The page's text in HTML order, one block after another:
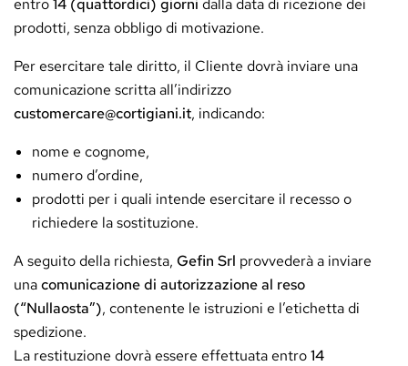
entro14 (quattordici) giorni dalla data di ricezione dei
prodotti, senza obbligo di motivazione.
Per esercitare tale diritto, il Cliente dovrà inviare una
comunicazione scritta all’indirizzo
customercare@cortigiani.it, indicando:
nome e cognome,
numero d’ordine,
prodotti per i quali intende esercitare il recesso o
richiedere la sostituzione.
A seguito della richiesta, Gefin Srl provvederà a inviare
unacomunicazione di autorizzazione al reso
(“Nullaosta”), contenente le istruzioni e l’etichetta di
spedizione.
La restituzione dovrà essere effettuata entro14